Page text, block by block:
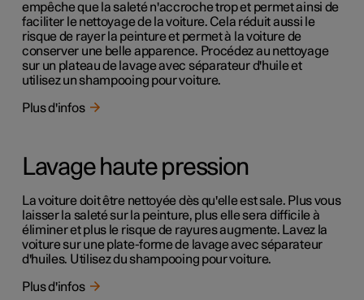
empêche que la saleté n'accroche trop et permet ainsi de
faciliter le nettoyage de la voiture. Cela réduit aussi le
risque de rayer la peinture et permet à la voiture de
conserver une belle apparence. Procédez au nettoyage
sur un plateau de lavage avec séparateur d'huile et
utilisez un shampooing pour voiture.
Plus d'infos
Lavage haute pression
La voiture doit être nettoyée dès qu'elle est sale. Plus vous
laisser la saleté sur la peinture, plus elle sera difficile à
éliminer et plus le risque de rayures augmente. Lavez la
voiture sur une plate-forme de lavage avec séparateur
d'huiles. Utilisez du shampooing pour voiture.
Plus d'infos